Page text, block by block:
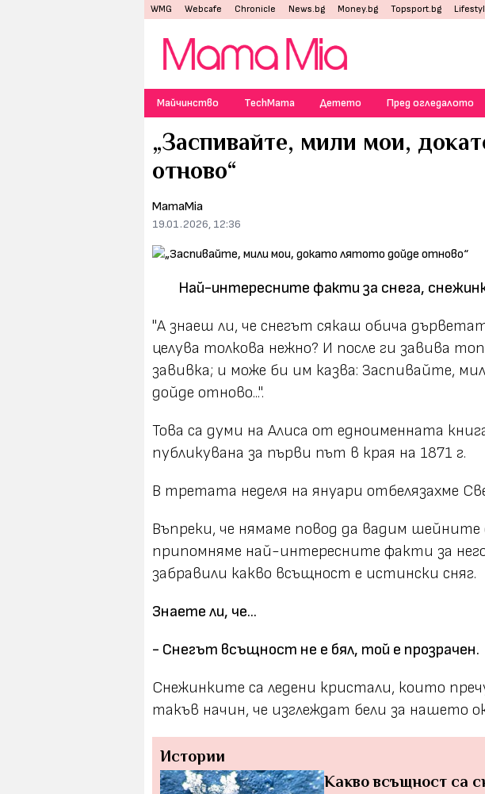
WMG Webcafe Chronicle News.bg Money.bg Topsport.bg
Майчинство TechMama Детето Пред огледалото
„Заспивайте, мили мои,
отново“
MamaMia
19.01.2026, 12:36
Най-интересните факти за снега,
"А знаеш ли, че снегът сякаш обича
целува толкова нежно? И после ги завива
завивка; и може би им казва: Заспивайте,
дойде отново...".
Това са думи на Алиса от едноименната
публикувана за първи път в края на 1871 г.
В третата неделя на януари отбелязахме
Въпреки, че нямаме повод да вадим
припомняме най-интересните факти за
забравили какво всъщност е истински сняг.
Знаете ли, че...
- Снегът всъщност не е бял, той е прозрачен.
Снежинките са ледени кристали, които
такъв начин, че изглеждат бели за нашето
Истории
Какво всъщност са